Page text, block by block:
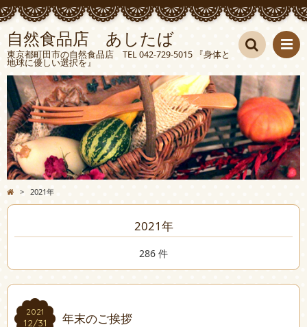
自然食品店 あしたば
東京都町田市の自然食品店 TEL 042-729-5015 『身体と
地球に優しい選択を』 検索
> 2021年
2021年
286 件
2021
12/31
2021
12/31 年末のご挨拶